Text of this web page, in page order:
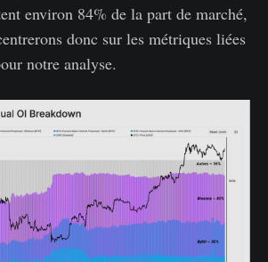
environ 84% de la part de marché,
donc sur les métriques liées
notre analyse.